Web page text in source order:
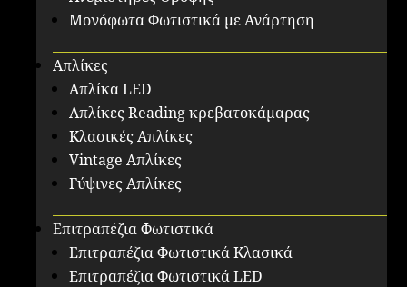
Μονόφωτα Φωτιστικά με Ανάρτηση
Απλίκες
Απλίκα LED
Απλίκες Reading κρεβατοκάμαρας
Κλασικές Απλίκες
Vintage Απλίκες
Γύψινες Απλίκες
Επιτραπέζια Φωτιστικά
Επιτραπέζια Φωτιστικά Κλασικά
Επιτραπέζια Φωτιστικά LED